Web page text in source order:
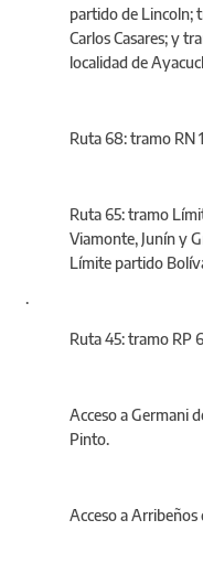
partido de Lincoln;
Carlos Casares; y
localidad de
Ruta 68: tramo RN
Ruta 65: tramo
Viamonte, Junín y
Límite partido
.
Ruta 45: tramo RP
Acceso a Germani
Pinto.
Acceso a Arribeños